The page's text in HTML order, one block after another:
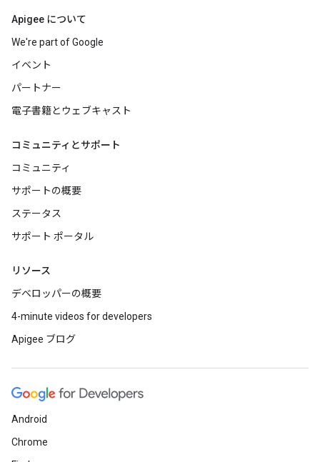
Apigee について
We're part of Google
イベント
パートナー
電子書籍とウェブキャスト
コミュニティとサポート
コミュニティ
サポートの概要
ステータス
サポート ポータル
リソース
デベロッパーの概要
4-minute videos for developers
Apigee ブログ
Android
Chrome